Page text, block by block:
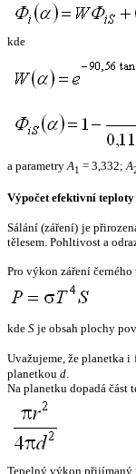
kde
a parametryA1 = 3,332;A
Výpočet efektivní
Sálání (záření) je
tělesem. Pohltivost a
Pro výkon záření černého
kde S je obsah plochy
Uvažujeme, že planetka
planetkou d.
Na planetku dopadá část
Tepelný výkon přijímaný